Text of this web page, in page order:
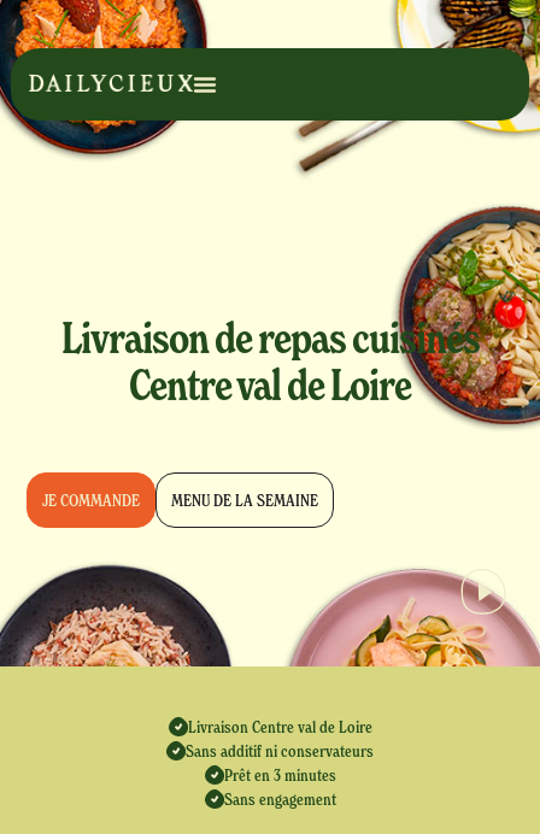
Livraison de repas cuisinés
Centre val de Loire
JE COMMANDE MENU DE LA SEMAINE
Livraison Centre val de Loire
Sans additif ni conservateurs
Prêt en 3 minutes
Sans engagement